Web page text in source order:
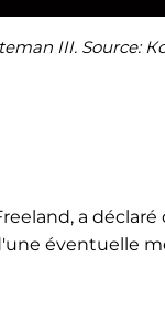
III. Source:
a déclaré
éventuelle